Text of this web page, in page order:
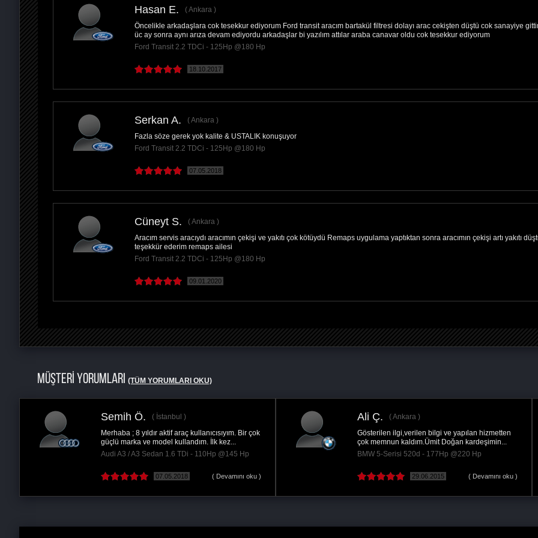
PAYLAŞ
Hasan E.
Ankara
Öncelikle arkadaşlara cok tesekkur ediyorum Ford transit aracım bartakül filtresi dolayı arac cekişten düştü cok sanayiye
üc ay sonra aynı arıza devam ediyordu arkadaşlar bi yazılım attılar araba canavar oldu cok tesekkur ediyorum
Ford Transit 2.2 TDCi - 125Hp @180 Hp
18.10.2017
Serkan A.
Ankara
Fazla söze gerek yok kalite & USTALIK konuşuyor
Ford Transit 2.2 TDCi - 125Hp @180 Hp
07.05.2018
Cüneyt S.
Ankara
Aracım servis aracıydı aracımın çekişi ve yakıtı çok kötüydü Remaps uygulama yaptıktan sonra aracımın çekişi artı yakıtı
teşekkür ederim remaps ailesi
Ford Transit 2.2 TDCi - 125Hp @180 Hp
09.01.2020
MÜŞTERİ YORUMLARI (TÜM YORUMLARI OKU)
Semih Ö.
İstanbul
Merhaba ; 8 yıldır aktif araç kullanıcısıyım. Bir çok
güçlü marka ve model kullandım. İlk kez...
Audi A3 / A3 Sedan 1.6 TDi - 110Hp @145 Hp
07.05.2018 ( Devamını oku )
Ali Ç.
Ankara
Gösterilen ilgi,verilen bilgi ve yapılan hizmetten
çok memnun kaldım.Ümit Doğan kardeşimin...
BMW 5-Serisi 520d - 177Hp @220 Hp
29.06.2015 ( Devamını oku )